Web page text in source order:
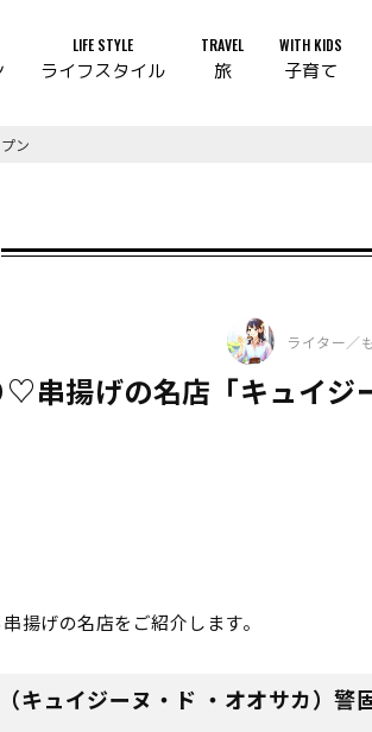
LIFE STYLE
ライフスタイル
TRAVEL
旅
WITH KIDS
子育て
ン
ライター／
♡串揚げの名店「キュイジ
揚げの名店をご紹介します。
キュイジーヌ・ド ・オオサカ）警